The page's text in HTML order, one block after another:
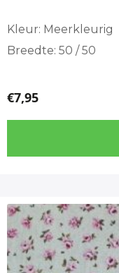
Kleur: Meerkleurig
Breedte: 50 / 50
€7,95